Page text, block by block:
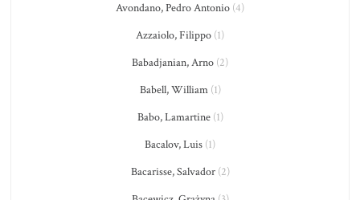
Avondano, Pedro Antonio (4)
Azzaiolo, Filippo (1)
Babadjanian, Arno (2)
Babell, William(1)
Babo, Lamartine(1)
Bacalov, Luis (1)
Bacarisse, Salvador(2)